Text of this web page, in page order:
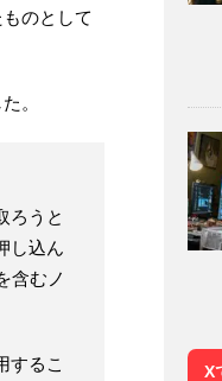
のとして
。
ろうと
し込ん
含むノ
するこ
X